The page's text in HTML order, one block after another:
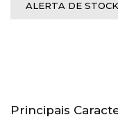
ALERTA DE STOCK
Principais